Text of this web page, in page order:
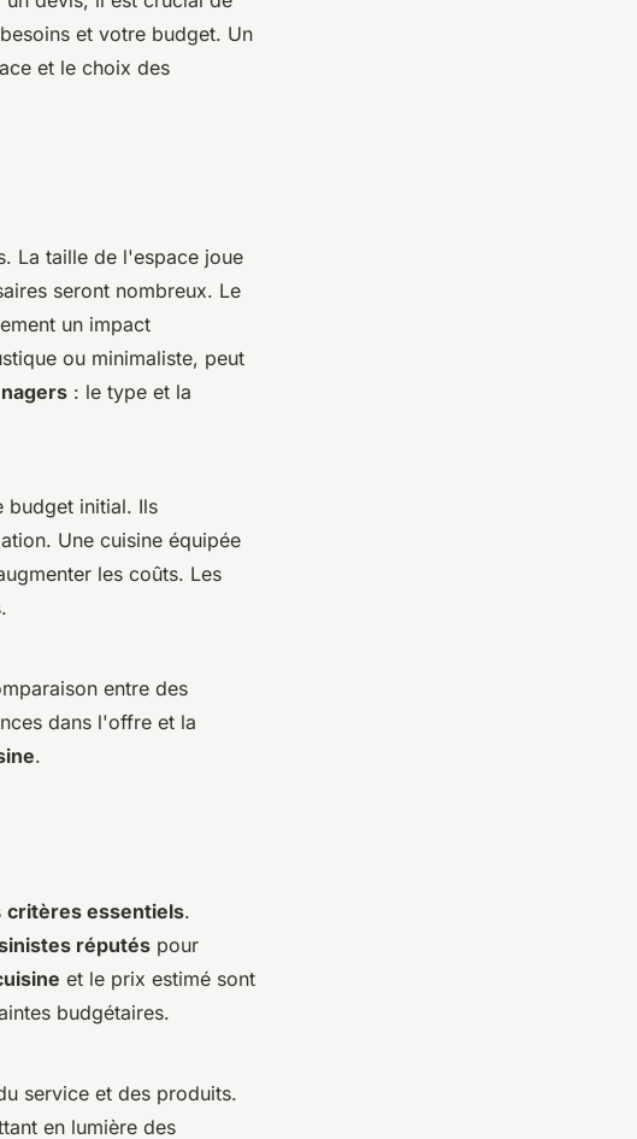
et votre budget. Un
et le choix des
La taille de l'espace joue
seront nombreux. Le
un impact
ou minimaliste, peut
: le type et la
budget initial. Ils
Une cuisine équipée
les coûts. Les
entre des
dans l'offre et la
.
critères essentiels.
réputés pour
et le prix estimé sont
budgétaires.
service et des produits.
en lumière des